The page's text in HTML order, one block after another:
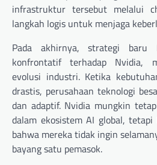
infrastruktur tersebut melalui
langkah logis untuk menjaga
Pada akhirnya, strategi baru
konfrontatif terhadap Nvidia,
evolusi industri. Ketika
drastis, perusahaan teknologi
dan adaptif. Nvidia mungkin
dalam ekosistem AI global,
bahwa mereka tidak ingin
bayang satu pemasok.